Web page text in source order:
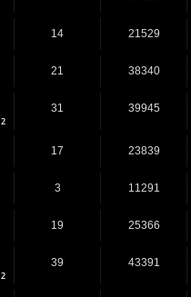
14 21529
21 38340
2
31 39945
17 23839
3 11291
19 25366
2
39 43391